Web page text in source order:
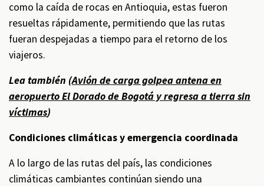
como la caída de rocas en Antioquia, estas fueron
resueltas rápidamente, permitiendo que las rutas
fueran despejadas a tiempo para el retorno de los
viajeros.
Lea también (Avión de carga golpea antena en
aeropuerto El Dorado de Bogotá y regresa a tierra sin
víctimas)
Condiciones climáticas y emergencia coordinada
A lo largo de las rutas del país, las condiciones
climáticas cambiantes continúan siendo una